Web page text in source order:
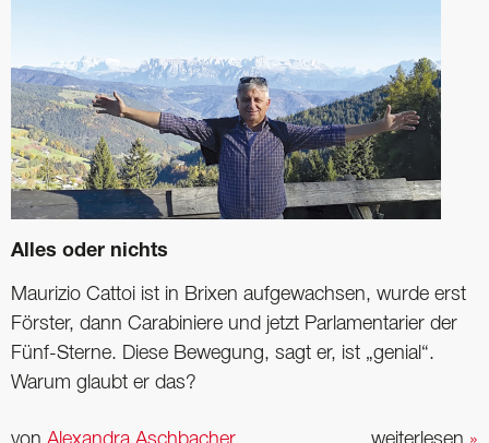
Alles oder nichts
Maurizio Cattoi ist in Brixen aufgewachsen, wurde erst
Förster, dann Carabiniere und jetzt Parlamentarier der
Fünf-Sterne. Diese Bewegung, sagt er, ist „genial“.
Warum glaubt er das?